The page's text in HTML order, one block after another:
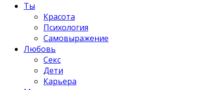
Ты
Красота
Психология
Самовыражение
Любовь
Секс
Дети
Карьера